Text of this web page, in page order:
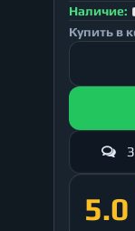
Наличие:
Купить в
5.0